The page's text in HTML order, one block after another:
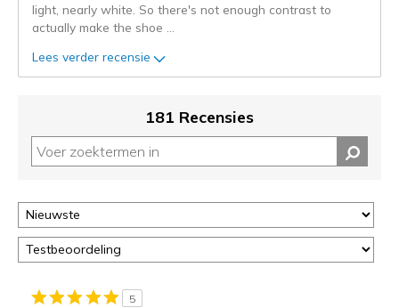
kunt
status
van
deze
of
door
<a
href="javascript:location.href=location.pathname;">hier</a>
page
light, nearly white. So there's not enough contrast to
actually make the shoe
Lees verder recensie
181 Recensies
5